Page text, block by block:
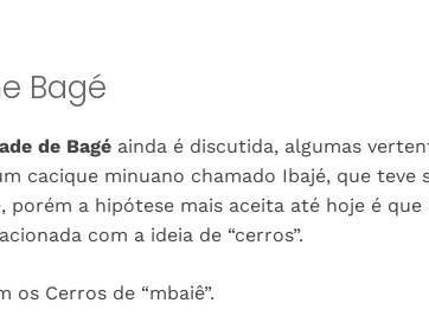
Bagé
de Bagé ainda é discutida, algumas
cacique minuano chamado Ibajé, que
porém a hipótese mais aceita até hoje é que
com a ideia de “cerros”.
os Cerros de “mbaiê”.